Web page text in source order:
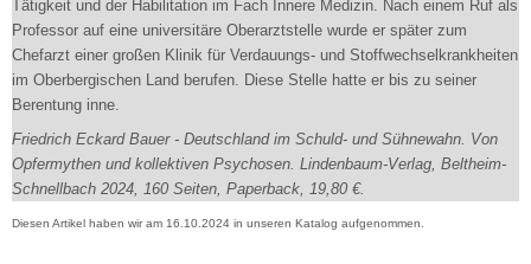
Tätigkeit und der Habilitation im Fach Innere Medizin. Nach einem Ruf als
Professor auf eine universitäre Oberarztstelle wurde er später zum
Chefarzt einer großen Klinik für Verdauungs- und Stoffwechselkrankheiten
im Oberbergischen Land berufen. Diese Stelle hatte er bis zu seiner
Berentung inne.
Friedrich Eckard Bauer - Deutschland im Schuld- und Sühnewahn. Von
Opfermythen und kollektiven Psychosen. Lindenbaum-Verlag, Beltheim-
Schnellbach 2024, 160 Seiten, Paperback, 19,80 €.
Diesen Artikel haben wir am 16.10.2024 in unseren Katalog aufgenommen.